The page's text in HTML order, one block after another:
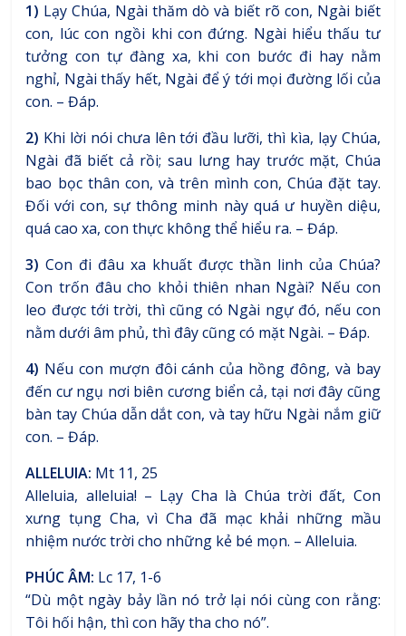
1) Lạy Chúa, Ngài thăm dò và biết rõ con, Ngài biết
con, lúc con ngồi khi con đứng. Ngài hiểu thấu tư
tưởng con tự đàng xa, khi con bước đi hay nằm
nghỉ, Ngài thấy hết, Ngài để ý tới mọi đường lối của
con. – Đáp.
2) Khi lời nói chưa lên tới đầu lưỡi, thì kìa, lạy Chúa,
Ngài đã biết cả rồi; sau lưng hay trước mặt, Chúa
bao bọc thân con, và trên mình con, Chúa đặt tay.
Đối với con, sự thông minh này quá ư huyền diệu,
quá cao xa, con thực không thể hiểu ra. – Đáp.
3) Con đi đâu xa khuất được thần linh của Chúa?
Con trốn đâu cho khỏi thiên nhan Ngài? Nếu con
leo được tới trời, thì cũng có Ngài ngự đó, nếu con
nằm dưới âm phủ, thì đây cũng có mặt Ngài. – Đáp.
4) Nếu con mượn đôi cánh của hồng đông, và bay
đến cư ngụ nơi biên cương biển cả, tại nơi đây cũng
bàn tay Chúa dẫn dắt con, và tay hữu Ngài nắm giữ
con. – Đáp.
ALLELUIA: Mt 11, 25
Alleluia, alleluia! – Lạy Cha là Chúa trời đất, Con
xưng tụng Cha, vì Cha đã mạc khải những mầu
nhiệm nước trời cho những kẻ bé mọn. – Alleluia.
PHÚC ÂM: Lc 17, 1-6
“Dù một ngày bảy lần nó trở lại nói cùng con rằng:
Tôi hối hận, thì con hãy tha cho nó”.